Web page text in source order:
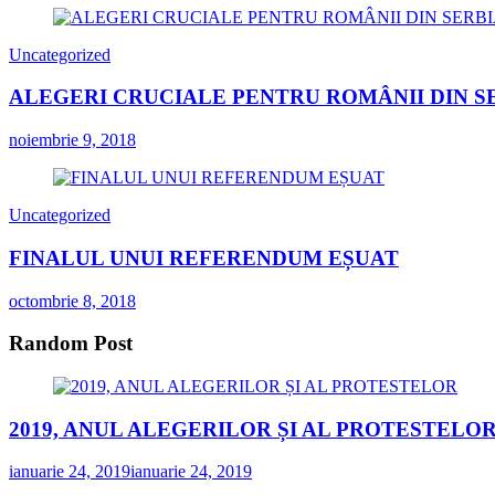
Uncategorized
ALEGERI CRUCIALE PENTRU ROMÂNII DIN
noiembrie 9, 2018
Uncategorized
FINALUL UNUI REFERENDUM EȘUAT
octombrie 8, 2018
Random Post
2019, ANUL ALEGERILOR ȘI AL PROTESTELOR
ianuarie 24, 2019ianuarie 24, 2019